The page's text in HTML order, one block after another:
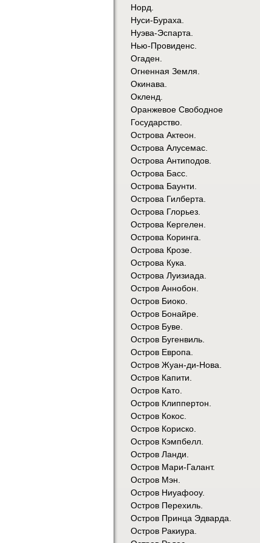
Норд.
Нуси-Бураха.
Нуэва-Эспарта.
Нью-Провиденс.
Огаден.
Огненная Земля.
Окинава.
Окленд.
Оранжевое Свободное
Государство.
Острова Актеон.
Острова Алусемас.
Острова Антиподов.
Острова Басс.
Острова Баунти.
Острова Гилберта.
Острова Глорьез.
Острова Кергелен.
Острова Коринга.
Острова Крозе.
Острова Кука.
Острова Луизиада.
Остров Аннобон.
Остров Биоко.
Остров Бонайре.
Остров Буве.
Остров Бугенвиль.
Остров Европа.
Остров Жуан-ди-Нова.
Остров Капити.
Остров Като.
Остров Клиппертон.
Остров Кокос.
Остров Кориско.
Остров Кэмпбелл.
Остров Ланди.
Остров Мари-Галант.
Остров Мэн.
Остров Ниуафооу.
Остров Перехиль.
Остров Принца Эдварда.
Остров Ракиура.